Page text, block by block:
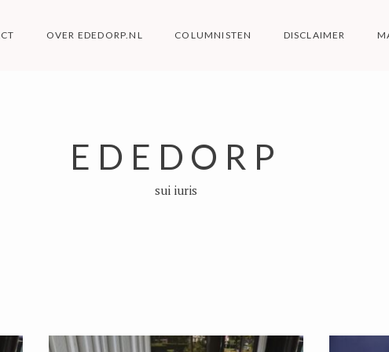
OVER EDEDORP.NL COLUMNISTEN DISCLAIMER
EDEDORP
sui iuris